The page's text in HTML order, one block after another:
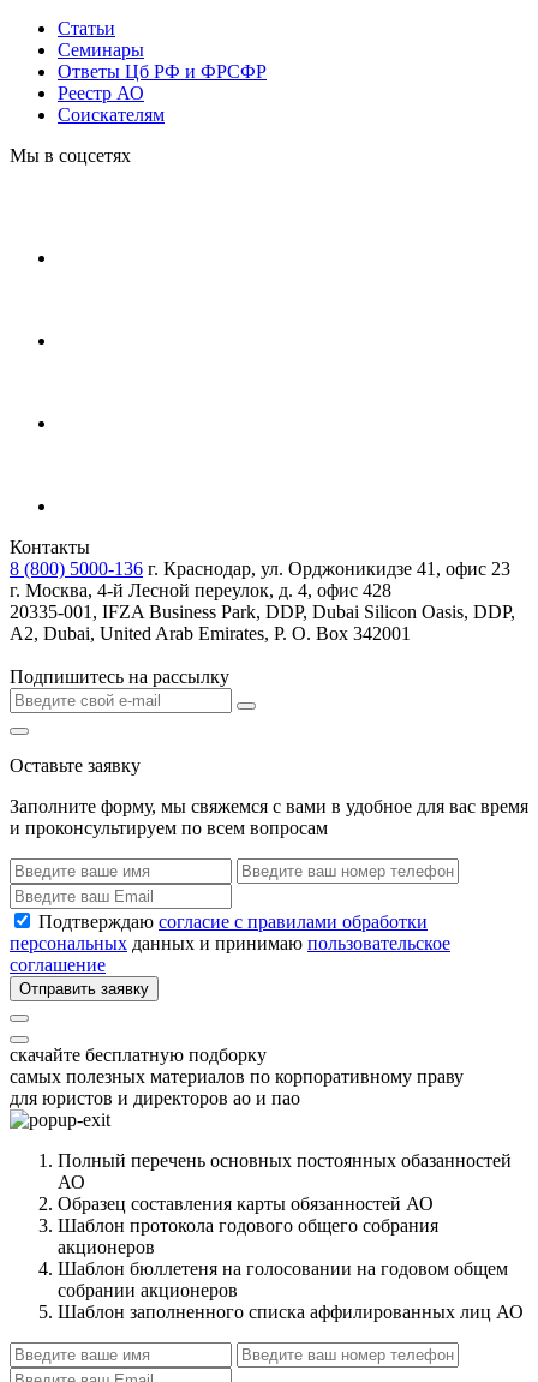
Статьи
Cеминары
Ответы Цб РФ и ФРСФР
Реестр АО
Соискателям
Мы в соцсетях
Контакты
8 (800) 5000-136 г. Краснодар, ул. Орджоникидзе 41, офис 23
г. Москва, 4-й Лесной переулок, д. 4, офис 428
20335-001, IFZA Business Park, DDP, Dubai Silicon Oasis, DDP,
A2, Dubai, United Arab Emirates, P. O. Box 342001
Подпишитесь на рассылку
Оставьте заявку
Заполните форму, мы свяжемся с вами в удобное для вас время
и проконсультируем по всем вопросам
Подтверждаю согласие с правилами обработки
персональных данных и принимаю пользовательское
соглашение
Отправить заявку
скачайте бесплатную подборку
самых полезных материалов по корпоративному праву
для юристов и директоров ао и пао
Полный перечень основных постоянных обазанностей
АО
Образец составления карты обязанностей АО
Шаблон протокола годового общего собрания
акционеров
Шаблон бюллетеня на голосовании на годовом общем
собрании акционеров
Шаблон заполненного списка аффилированных лиц АО